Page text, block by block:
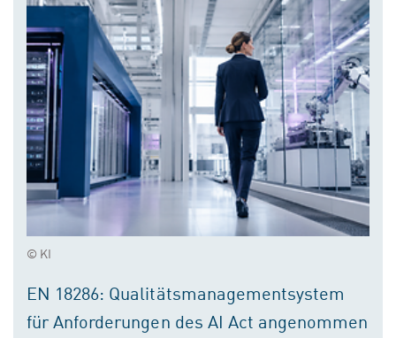
© KI
EN 18286: Qualitätsmanagementsystem
für Anforderungen des AI Act angenommen